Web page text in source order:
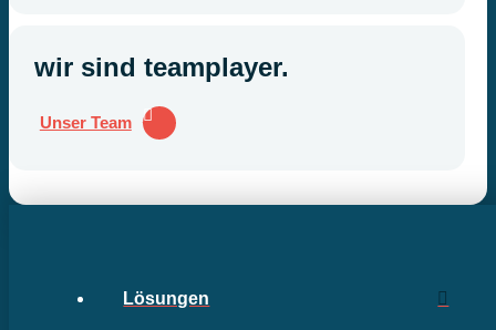
wir sind teamplayer.
Unser Team
Lösungen